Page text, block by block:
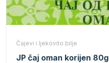
Čajevi i ljekovito bilje
JP čaj oman korijen 80g